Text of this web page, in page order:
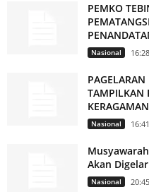
PEMKO
Nasional
TAMPILKAN
Nasional
Akan
Nasional